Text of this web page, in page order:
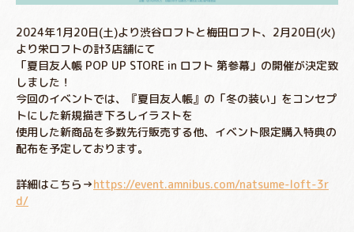
2024年1月20日(土)より渋谷ロフトと梅田ロフト、2月20日(火)
より栄ロフトの計3店舗にて
「夏目友人帳 POP UP STORE in ロフト 第参幕」の開催が決定致
しました！
今回のイベントでは、『夏目友人帳』の「冬の装い」をコンセプ
トにした新規描き下ろしイラストを
使用した新商品を多数先行販売する他、イベント限定購入特典の
配布を予定しております。
詳細はこちら→https://event.amnibus.com/natsume-loft-3r
d/